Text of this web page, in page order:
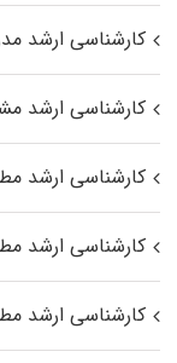
کارشناسی ارشد
کارشناسی ارشد
کارشناسی ارشد
کارشناسی ارشد
کارشناسی ارشد